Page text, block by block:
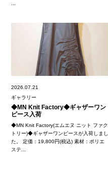
2026.07.21
ギャラリー
◆MN Knit Factory◆ギャザーワン
ピース入荷
◆MN Knit Factory(エムエヌ ニット ファク
トリー)◆ギャザーワンピースが入荷しまし
た。 定価：19,800円(税込) 素材：ポリエ
ステ...